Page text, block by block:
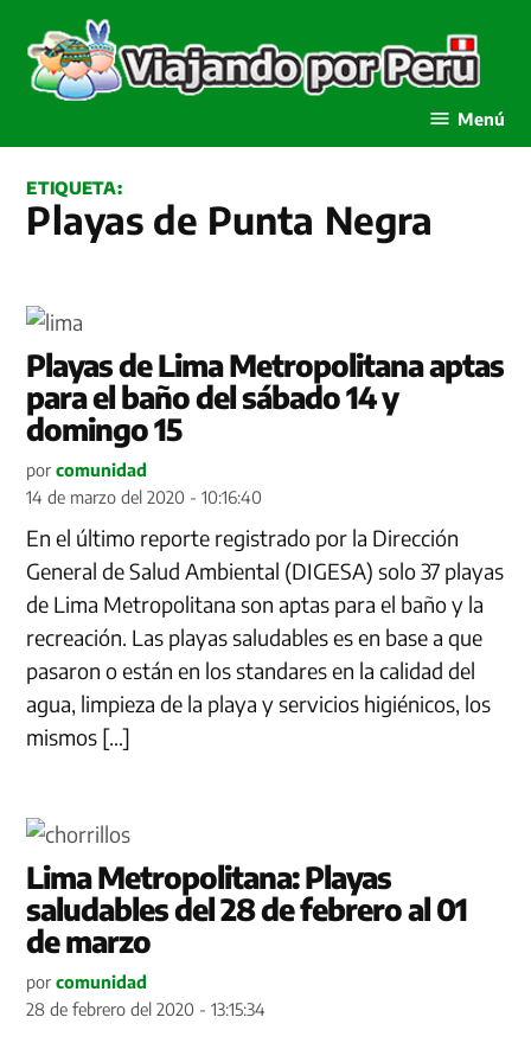
contenido
Menú
ETIQUETA:
Playas de Punta Negra
Playas de Lima Metropolitana aptas
para el baño del sábado 14 y
domingo 15
por comunidad
14 de marzo del 2020 - 10:16:40
En el último reporte registrado por la Dirección
General de Salud Ambiental (DIGESA) solo 37 playas
de Lima Metropolitana son aptas para el baño y la
recreación. Las playas saludables es en base a que
pasaron o están en los standares en la calidad del
agua, limpieza de la playa y servicios higiénicos, los
mismos […]
Lima Metropolitana: Playas
saludables del 28 de febrero al 01
de marzo
por comunidad
28 de febrero del 2020 - 13:15:34